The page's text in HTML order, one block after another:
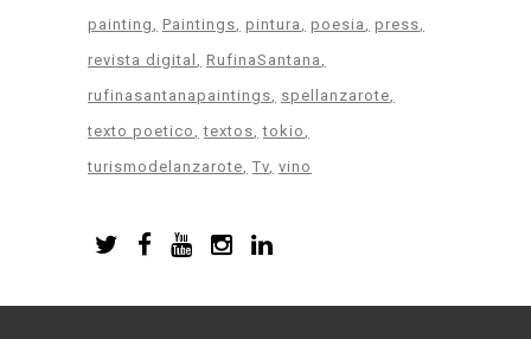
painting
Paintings pintura poesia
press
revista digital
RufinaSantana
rufinasantanapaintings
spellanzarote
texto poetico
textos tokio
turismodelanzarote Tv vino